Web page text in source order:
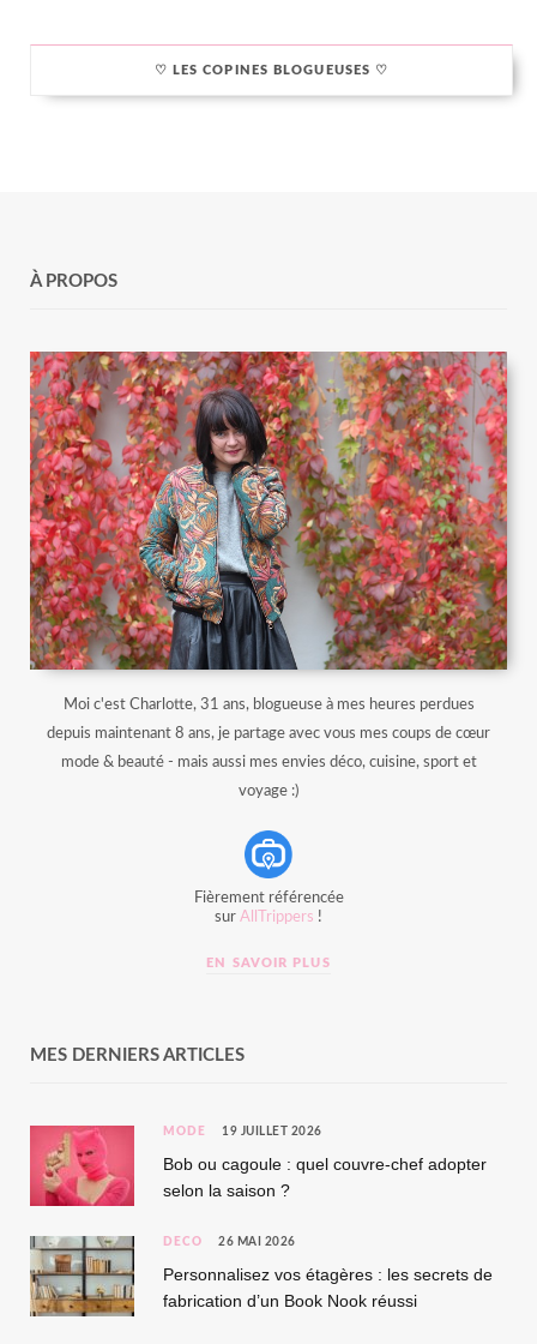
♡ LES COPINES BLOGUEUSES ♡
À PROPOS
Moi c'est Charlotte, 31 ans, blogueuse à mes heures perdues
depuis maintenant 8 ans, je partage avec vous mes coups de cœur
mode & beauté - mais aussi mes envies déco, cuisine, sport et
voyage :)
Fièrement référencée
sur AllTrippers !
EN SAVOIR PLUS
MES DERNIERS ARTICLES
MODE 19 JUILLET 2026
Bob ou cagoule : quel couvre-chef adopter
selon la saison ?
DÉCO 26 MAI 2026
Personnalisez vos étagères : les secrets de
fabrication d’un Book Nook réussi